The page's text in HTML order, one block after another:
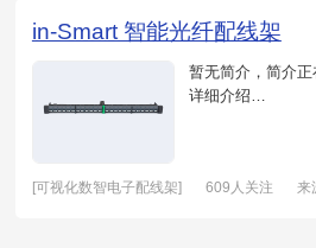
in-Smart 智能光纤配线架
暂无简介，简介
详细介绍…
[可视化数智电子配线架] 609人关注
来